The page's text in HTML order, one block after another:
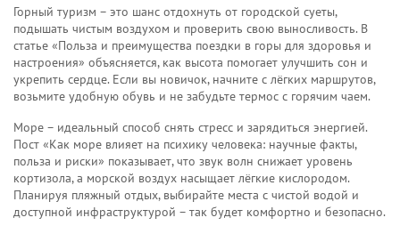
Горный туризм – это шанс отдохнуть от городской суеты,
подышать чистым воздухом и проверить свою выносливость. В
статье «Польза и преимущества поездки в горы для здоровья и
настроения» объясняется, как высота помогает улучшить сон и
укрепить сердце. Если вы новичок, начните с лёгких маршрутов,
возьмите удобную обувь и не забудьте термос с горячим чаем.
Море – идеальный способ снять стресс и зарядиться энергией.
Пост «Как море влияет на психику человека: научные факты,
польза и риски» показывает, что звук волн снижает уровень
кортизола, а морской воздух насыщает лёгкие кислородом.
Планируя пляжный отдых, выбирайте места с чистой водой и
доступной инфраструктурой – так будет комфортно и безопасно.